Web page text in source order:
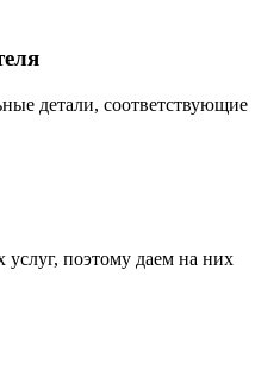
детали, соответствующие
поэтому даем на них